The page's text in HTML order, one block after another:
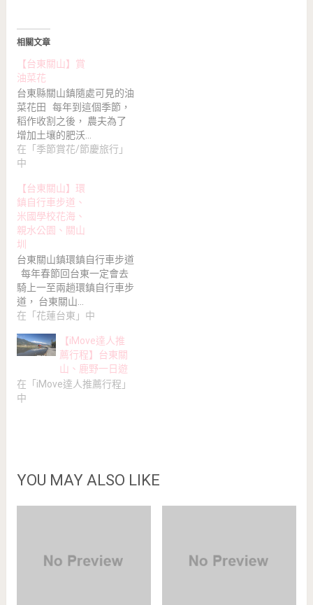
相關文章
【台東關山】賞
油菜花
台東縣關山鎮隨處可見的油
菜花田 每年到這個季節，
稻作收割之後， 農夫為了
增加土壤的肥沃…
在「季節賞花/節慶旅行」
中
【台東關山】環
鎮自行車步道、
米國學校花海、
親水公園、關山
圳
台東關山鎮環鎮自行車步道
每年春節回台東一定會去
騎上一至兩趟環鎮自行車步
道， 台東關山…
在「花蓮台東」中
【iMove達人推
薦行程】台東關
山、鹿野一日遊
在「iMove達人推薦行程」
中
YOU MAY ALSO LIKE